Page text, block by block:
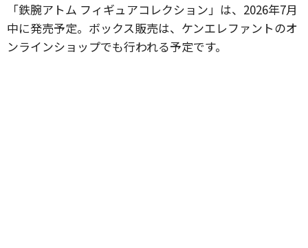
「鉄腕アトム フィギュアコレクション」は、2026年7月
中に発売予定。ボックス販売は、ケンエレファントのオ
ンラインショップでも行われる予定です。